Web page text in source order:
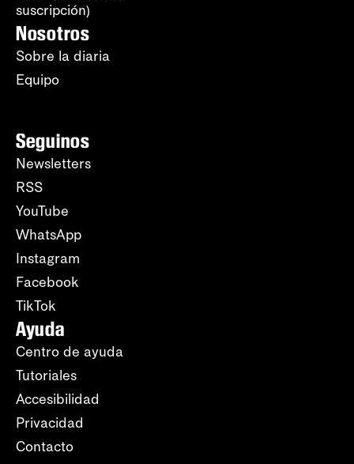
suscripción)
Nosotros
Sobre la diaria
Equipo
Seguinos
Newsletters
RSS
YouTube
WhatsApp
Instagram
Facebook
TikTok
Ayuda
Centro de ayuda
Tutoriales
Accesibilidad
Privacidad
Contacto